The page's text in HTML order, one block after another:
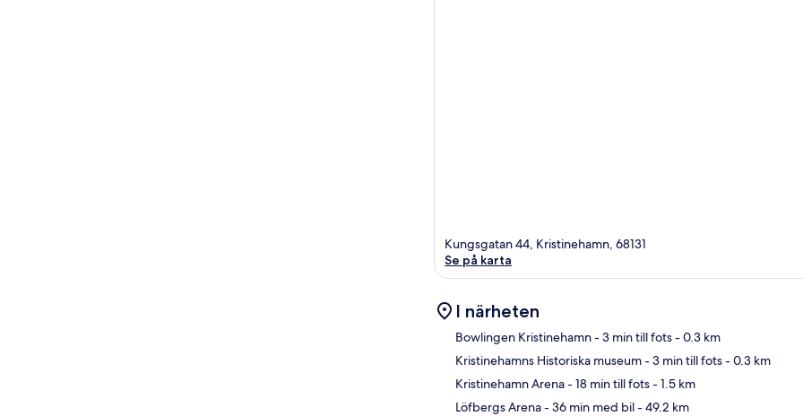
Kungsgatan 44, Kristinehamn, 68131
Se på karta
I närheten
Bowlingen Kristinehamn- 3 min till fots- 0.3 km
Kristinehamns Historiska museum- 3 min till fots- 0.3 km
Kristinehamn Arena- 18 min till fots- 1.5 km
Löfbergs Arena- 36 min med bil- 49.2 km